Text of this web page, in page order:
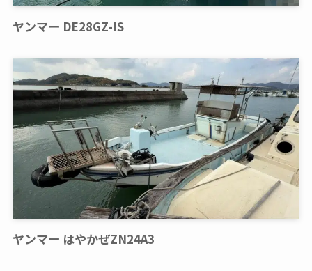
ヤンマー DE28GZ-IS
ヤンマー はやかぜZN24A3